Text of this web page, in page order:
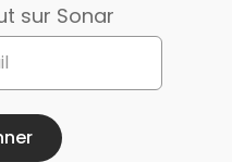
sur Sonar